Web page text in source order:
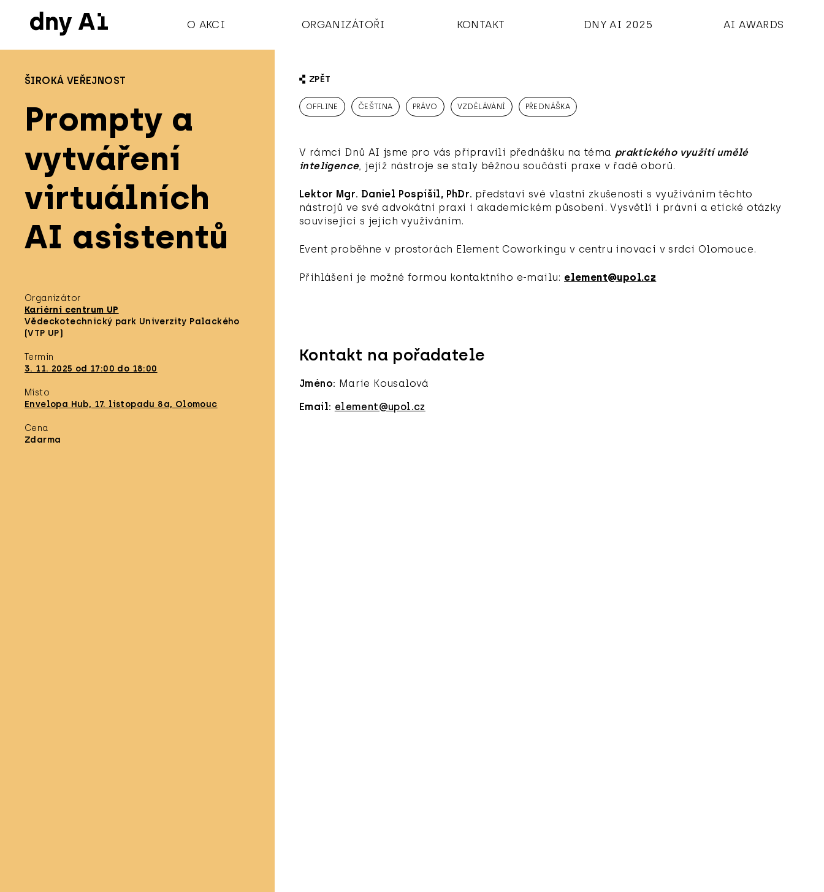
O AKCI ORGANIZÁTOŘI KONTAKT DNY AI 2025 AI AWARDS
ŠIROKÁ VEŘEJNOST
Prompty a
vytváření
virtuálních
AI asistentů
Organizátor
Kariérní centrum UP
Vědeckotechnický park Univerzity Palackého
(VTP UP)
Termín
3. 11. 2025 od 17:00 do 18:00
Místo
Envelopa Hub, 17. listopadu 8a, Olomouc
Cena
Zdarma
ZPĚT
OFFLINE ČEŠTINA PRÁVO VZDĚLÁVÁNÍ PŘEDNÁŠKA
V rámci Dnů AI jsme pro vás připravili přednášku na téma praktického využití umělé
inteligence, jejíž nástroje se staly běžnou součástí praxe v řadě oborů.
Lektor Mgr. Daniel Pospíšil, PhDr. představí své vlastní zkušenosti s využíváním těchto
nástrojů ve své advokátní praxi i akademickém působení. Vysvětlí i právní a etické otázky
související s jejich využíváním.
Event proběhne v prostorách Element Coworkingu v centru inovací v srdci Olomouce.
Přihlášení je možné formou kontaktního e-mailu: element@upol.cz
Kontakt na pořadatele
Jméno: Marie Kousalová
Email: element@upol.cz